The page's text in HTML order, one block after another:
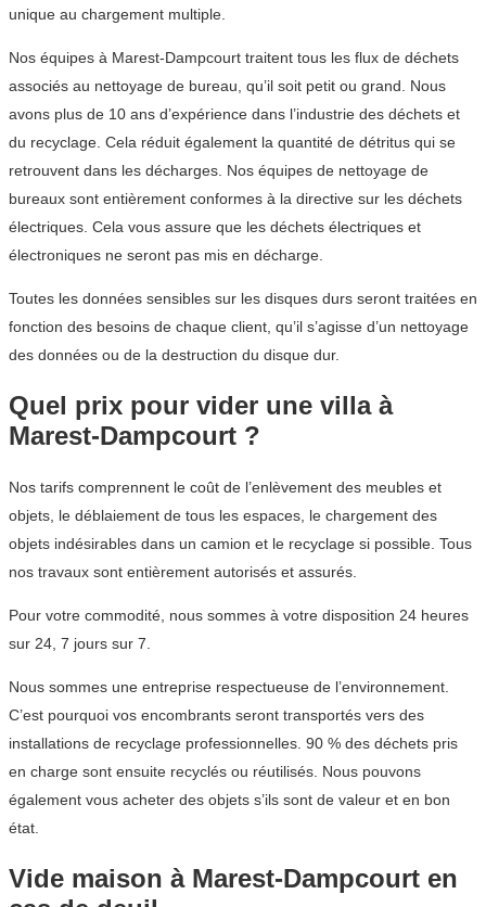
unique au chargement multiple.
Nos équipes à Marest-Dampcourt traitent tous les flux de déchets
associés au nettoyage de bureau, qu’il soit petit ou grand. Nous
avons plus de 10 ans d’expérience dans l’industrie des déchets et
du recyclage. Cela réduit également la quantité de détritus qui se
retrouvent dans les décharges. Nos équipes de nettoyage de
bureaux sont entièrement conformes à la directive sur les déchets
électriques. Cela vous assure que les déchets électriques et
électroniques ne seront pas mis en décharge.
Toutes les données sensibles sur les disques durs seront traitées en
fonction des besoins de chaque client, qu’il s’agisse d’un nettoyage
des données ou de la destruction du disque dur.
Quel prix pour vider une villa à
Marest-Dampcourt ?
Nos tarifs comprennent le coût de l’enlèvement des meubles et
objets, le déblaiement de tous les espaces, le chargement des
objets indésirables dans un camion et le recyclage si possible. Tous
nos travaux sont entièrement autorisés et assurés.
Pour votre commodité, nous sommes à votre disposition 24 heures
sur 24, 7 jours sur 7.
Nous sommes une entreprise respectueuse de l’environnement.
C’est pourquoi vos encombrants seront transportés vers des
installations de recyclage professionnelles. 90 % des déchets pris
en charge sont ensuite recyclés ou réutilisés. Nous pouvons
également vous acheter des objets s’ils sont de valeur et en bon
état.
Vide maison à Marest-Dampcourt en